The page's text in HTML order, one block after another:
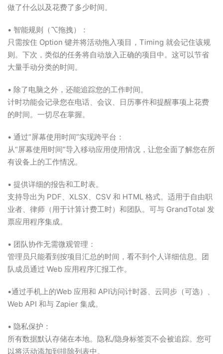
做了什么以及花费了多少时间。
• 智能规则（⌥拖拽）：
只需按住 Option 键并将活动拖入项目，Timing 就会记住该规
则。下次，类似的任务将自动放入正确的项目中。这可以节省
大量手动分类的时间。
• 除了电脑之外，还能追踪您的工作时间。
计时功能会记录您在电话、会议、日历事件和提醒事项上花费
的时间。一切尽在掌握。
• 通过“屏幕使用时间”实现跨平台：
从“屏幕使用时间”导入移动应用使用情况，让您全面了解您在所
有设备上的工作情况。
• 提供详细的报告和工时表。
支持导出为 PDF、XLSX、CSV 和 HTML 格式。适用于自由职
业者、律师（用于计算计费工时）和团队。可与 GrandTotal 发
票应用程序集成。
• 团队协作无需微观管理：
管理员只能看到按项目汇总的时间，看不到个人详细信息。团
队成员通过 Web 应用程序汇报工作。
•通过手机上的Web 应用和 API访问计时器、云同步（可选）、
Web API 和与 Zapier 集成。
• 隐私保护：
所有数据默认存储在本地。隐私/隐身标签页不会被追踪。您可
以将活动添加到排除列表中。